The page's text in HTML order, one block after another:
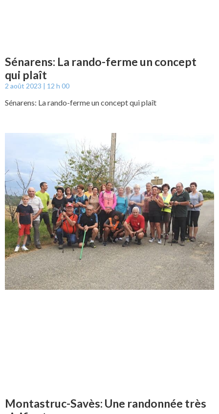
Sénarens: La rando-ferme un concept
qui plaît
2 août 2023 12 h 00
Sénarens: La rando-ferme un concept qui plaît
Montastruc-Savès: Une randonnée très